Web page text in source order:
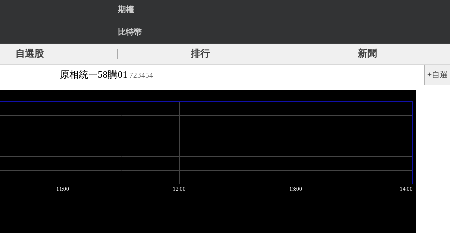
期權
比特幣
自選股 排行
新聞
原相統一58購01 723454 +自選